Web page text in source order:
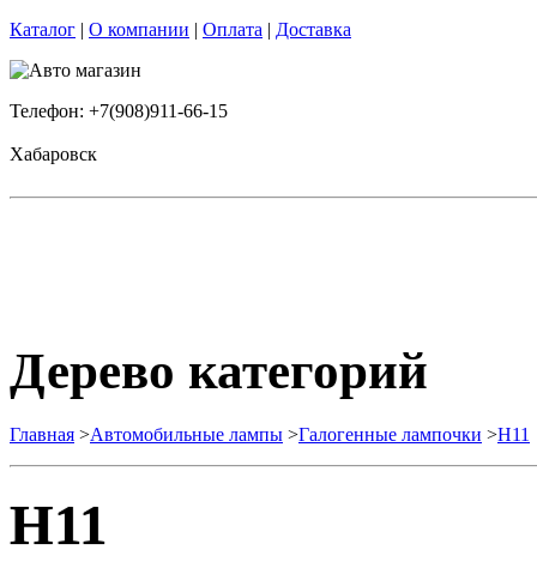
Каталог | О компании | Оплата | Доставка
Телефон: +7(908)911-66-15
Хабаровск
Дерево категорий
Главная >Автомобильные лампы >Галогенные лампочки >H11
H11